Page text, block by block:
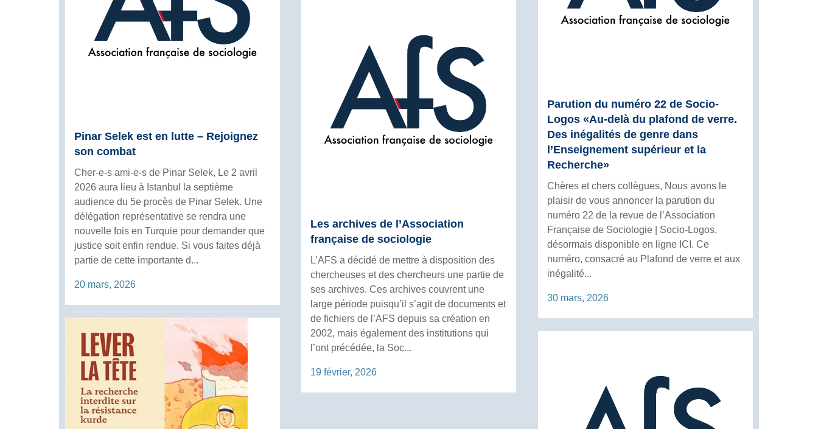
Parution du numéro 22 de Socio-
Logos «Au-delà du plafond de verre.
Des inégalités de genre dans
l’Enseignement supérieur et la
Recherche»
Chères et chers collègues, Nous avons le
plaisir de vous annoncer la parution du
numéro 22 de la revue de l’Association
Française de Sociologie | Socio-Logos,
désormais disponible en ligne ICI. Ce
numéro, consacré au Plafond de verre et aux
inégalité...
30 mars, 2026
Pinar Selek est en lutte – Rejoignez
son combat
Cher-e-s ami-e-s de Pinar Selek, Le 2 avril
2026 aura lieu à Istanbul la septième
audience du 5e procès de Pinar Selek. Une
délégation représentative se rendra une
nouvelle fois en Turquie pour demander que
justice soit enfin rendue. Si vous faites déjà
partie de cette importante d...
20 mars, 2026
Les archives de l’Association
française de sociologie
L’AFS a décidé de mettre à disposition des
chercheuses et des chercheurs une partie de
ses archives. Ces archives couvrent une
large période puisqu’il s’agit de documents et
de fichiers de l’AFS depuis sa création en
2002, mais également des institutions qui
l’ont précédée, la Soc...
19 février, 2026